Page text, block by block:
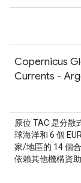
Copernicus
Currents -
原位 TAC 是分散
球海洋和 6 個
家/地區的 14 個
依賴其他機構資助